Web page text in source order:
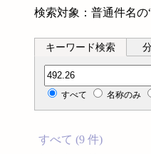
検索対象：普通件名の
キーワード検索
分類記号検索
すべて 名称のみ
すべて (9 件)